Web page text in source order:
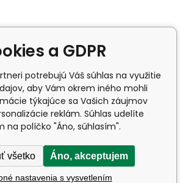
a GDPR
potrebujú Váš súhlas na využitie
aby Vám okrem iného mohli
týkajúce sa Vašich záujmov
reklám. Súhlas udelíte
na políčko "Áno, súhlasím".
všetko Áno, akceptujem
nastavenia s vysvetlením